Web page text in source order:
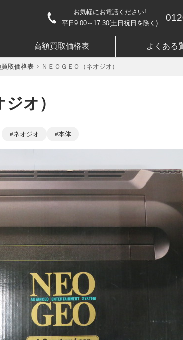
お気軽にお電話ください!
平日9:00～17:30(土日祝日を除く)
高額買取価格表 よくある
取価格表 ＮＥＯＧＥＯ（ネオジオ）
オ）
ネオジオ 本体